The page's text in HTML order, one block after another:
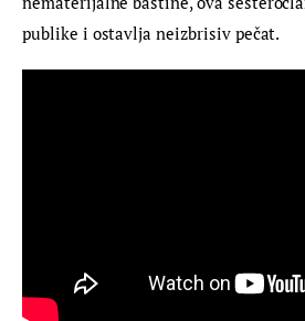
publike i ostavlja neizbrisiv pečat.